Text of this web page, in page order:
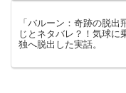
「バルーン：奇跡の脱出
じとネタバレ？！気球に
独へ脱出した実話。